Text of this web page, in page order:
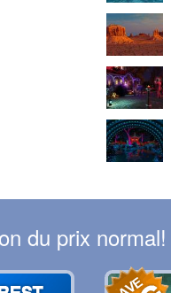
du prix normal!